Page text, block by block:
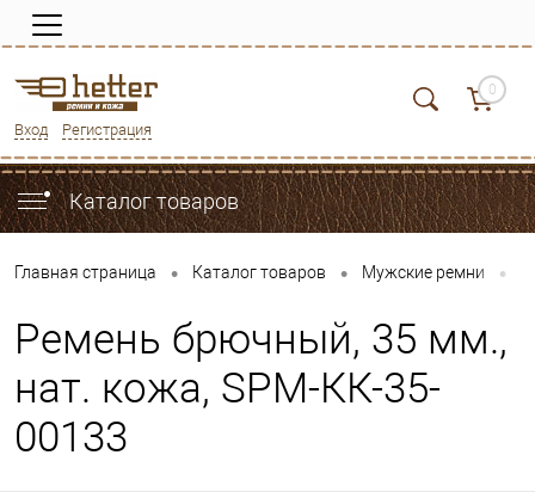
Вход Регистрация
0
Каталог товаров
Главная страница • Каталог товаров • Мужские ремни •
Ремень брючный, 35 мм.,
нат. кожа, SРМ-КК-35-
00133